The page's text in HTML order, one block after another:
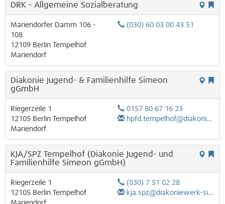
DRK - Allgemeine Sozialberatung
Mariendorfer Damm 106 -
108
12109 Berlin Tempelhof
Mariendorf
(030) 60 03 00 43 51
Diakonie Jugend- & Familienhilfe Simeon
gGmbH
Riegerzeile 1
12105 Berlin Tempelhof
Mariendorf
0157 80 67 16 23
hpfd.tempelhof@diakoniewerk-simeon.de
KJA/SPZ Tempelhof (Diakonie Jugend- und
Familienhilfe Simeon gGmbH)
Riegerzeile 1
12105 Berlin Tempelhof
(030) 7 51 02 28
kja.spz@diakoniewerk-simeon.de